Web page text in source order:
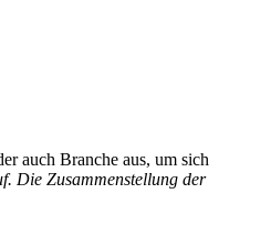
auch Branche aus, um sich
Die Zusammenstellung der